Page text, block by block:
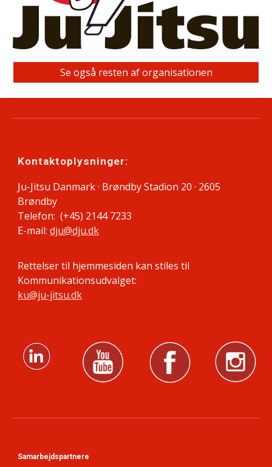
Se også resten af organisationen
Kontaktoplysninger:
Ju-Jitsu Danmark · Brøndby Stadion 20 · 2605
Brøndby
Telefon: (+45) 2144 7233
E-mail:dju@dju.dk
Rettelser til hjemmesiden kan stiles til
Kommunikationsudvalget:
ku@ju-jitsu.dk
Samarbejdspartnere